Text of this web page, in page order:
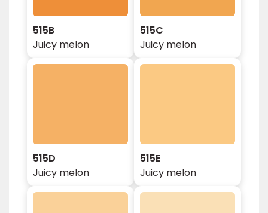
515B
Juicy melon
515C
Juicy melon
515D
Juicy melon
515E
Juicy melon